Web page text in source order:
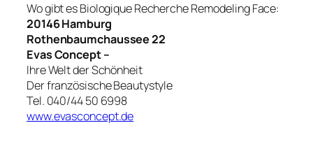
Wo gibt es Biologique Recherche Remodeling Face:
20146 Hamburg
Rothenbaumchaussee 22
Evas Concept –
Ihre Welt der Schönheit
Der französische Beautystyle
Tel. 040/44 50 6998
www.evasconcept.de